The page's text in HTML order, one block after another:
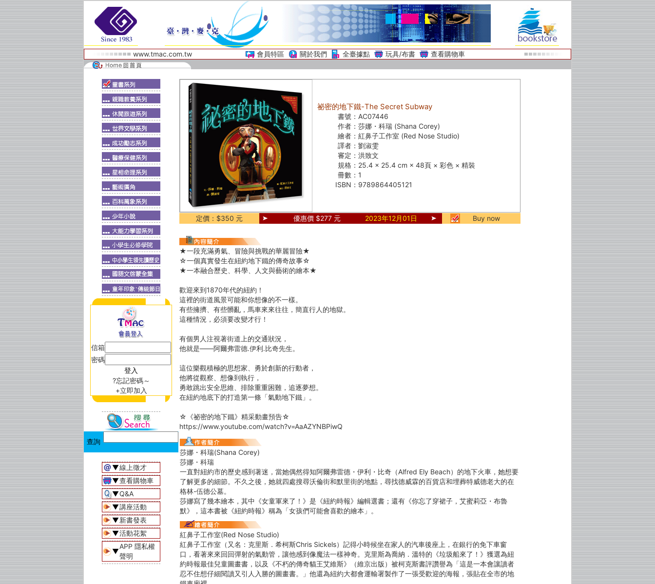
www.tmac.com.tw 會員特區 關於我們 全臺據點 玩具/布書 查看購物車
信箱
密碼
?忘記密碼～
+立即加入
▼線上徵才
▼查看購物車
▼Q&A
▼講座活動
▼新書發表
▼活動花絮
▼
APP 隱私權
聲明
祕密的地下鐵-The Secret Subway
書號： AC07446
作者： 莎娜・科瑞 (Shana Corey)
繪者： 紅鼻子工作室 (Red Nose Studio)
譯者： 劉淑雯
審定： 洪致文
規格： 25.4 × 25.4 cm × 48頁 × 彩色 × 精裝
冊數： 1
ISBN： 9789864405121
定價：$350 元 優惠價 $277 元 2023年12月01日 Buy now
★一段充滿勇氣、冒險與挑戰的華麗冒險★
☆一個真實發生在紐約地下鐵的傳奇故事☆
★一本融合歷史、科學、人文與藝術的繪本★
歡迎來到1870年代的紐約！
這裡的街道風景可能和你想像的不一樣。
有些擁擠、有些髒亂，馬車來來往往，簡直行人的地獄。
這種情況，必須要改變才行！
有個男人注視著街道上的交通狀況，
他就是——阿爾弗雷德․伊利․比奇先生。
這位樂觀積極的思想家、勇於創新的行動者，
他將從觀察、想像到執行，
勇敢跳出安全思維、排除重重困難，追逐夢想。
在紐約地底下的打造第一條「氣動地下鐵」。
☆《祕密的地下鐵》精采動畫預告☆
https://www.youtube.com/watch?v=AaAZYNBPiwQ
莎娜・科瑞(Shana Corey)
莎娜・科瑞
一直對紐約市的歷史感到著迷，當她偶然得知阿爾弗雷德・伊利・比奇（Alfred Ely Beach）的地下火車，她想要
了解更多的細節。不久之後，她就四處搜尋沃倫街和默里街的地點，尋找德威霖的百貨店和埋葬特威德老大的在
格林-伍德公墓。
莎娜寫了幾本繪本，其中《女童軍來了！》是《紐約時報》編輯選書；還有《你忘了穿裙子，艾蜜莉亞・布魯
默》，這本書被《紐約時報》稱為「女孩們可能會喜歡的繪本」。
紅鼻子工作室(Red Nose Studio)
紅鼻子工作室（又名：克里斯．希柯斯Chris Sickels）記得小時候坐在家人的汽車後座上，在銀行的免下車窗
口，看著來來回回彈射的氣動管，讓他感到像魔法一樣神奇。克里斯為喬納．溫特的《垃圾船來了！》獲選為紐
約時報最佳兒童圖畫書，以及《不朽的傳奇貓王艾維斯》（維京出版）被柯克斯書評讚譽為「這是一本會讓讀者
忍不住想仔細閱讀又引人入勝的圖畫書。」他還為紐約大都會運輸署製作了一張受歡迎的海報，張貼在全市的地